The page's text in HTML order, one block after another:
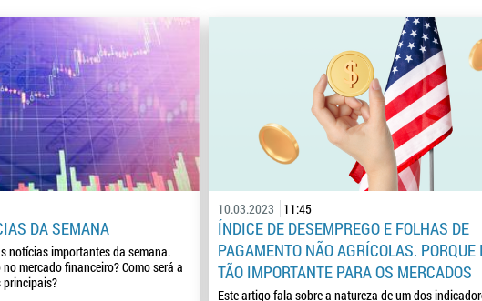
DA SEMANA
notícias importantes da semana.
mercado financeiro? Como será a
principais?
10.03.2023 11:45
ÍNDICE DE DESEMPREGO E FOLHAS DE
PAGAMENTO NÃO AGRÍCOLAS. PORQUE
TÃO IMPORTANTE PARA OS MERCADOS
Este artigo fala sobre a natureza de um dos